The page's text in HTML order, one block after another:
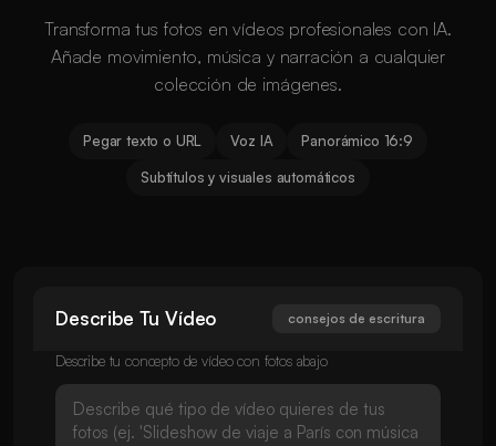
Transforma tus fotos en vídeos profesionales con IA.
Añade movimiento, música y narración a cualquier
colección de imágenes.
Pegar texto o URL Voz IA Panorámico 16:9
Subtítulos y visuales automáticos
Describe Tu Vídeo consejos de escritura
Describe tu concepto de vídeo con fotos abajo